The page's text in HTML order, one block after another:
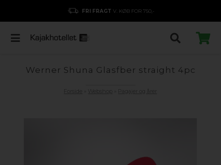
FRI FRAGT V. KØB FOR 750,-
Werner Shuna Glasfber straight 4pc